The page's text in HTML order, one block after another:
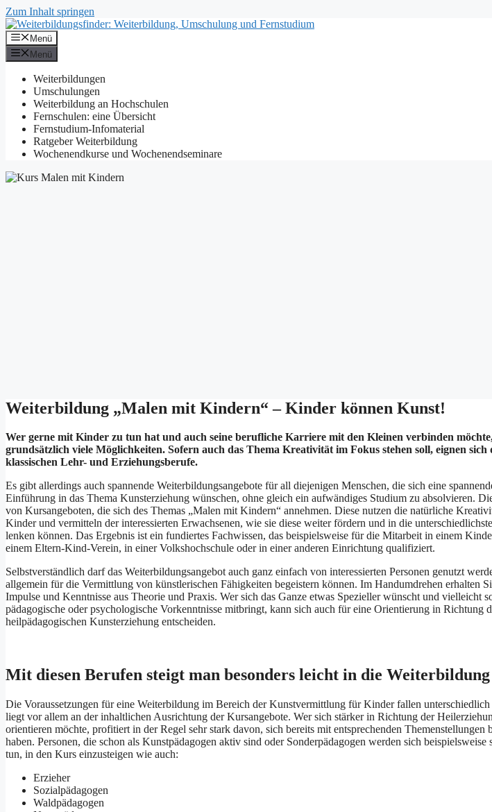
Zum Inhalt springen
Menü
Menü
Weiterbildungen
Umschulungen
Weiterbildung an Hochschulen
Fernschulen: eine Übersicht
Fernstudium-Infomaterial
Ratgeber Weiterbildung
Wochenendkurse und Wochenendseminare
Weiterbildung „Malen mit Kindern“ – Kinder können Kunst!
Wer gerne mit Kinder zu tun hat und auch seine berufliche Karriere mit den Kleinen verbinden
grundsätzlich viele Möglichkeiten. Sofern auch das Thema Kreativität im Fokus stehen soll, eignen sich
klassischen Lehr- und Erziehungsberufe.
Es gibt allerdings auch spannende Weiterbildungsangebote für all diejenigen Menschen, die sich eine
Einführung in das Thema Kunsterziehung wünschen, ohne gleich ein aufwändiges Studium zu absolvieren.
von Kursangeboten, die sich des Themas „Malen mit Kindern“ annehmen. Diese nutzen die natürliche
Kinder und vermitteln der interessierten Erwachsenen, wie sie diese weiter fördern und in die
lenken können. Das Ergebnis ist ein fundiertes Fachwissen, das beispielsweise für die Mitarbeit in einem
einem Eltern-Kind-Verein, in einer Volkshochschule oder in einer anderen Einrichtung qualifiziert.
Selbstverständlich darf das Weiterbildungsangebot auch ganz einfach von interessierten Personen genutzt
allgemein für die Vermittlung von künstlerischen Fähigkeiten begeistern können. Im Handumdrehen erhalten
Impulse und Kenntnisse aus Theorie und Praxis. Wer sich das Ganze etwas Spezieller wünscht und vielleicht
pädagogische oder psychologische Vorkenntnisse mitbringt, kann sich auch für eine Orientierung in Richtung
heilpädagogischen Kunsterziehung entscheiden.
Mit diesen Berufen steigt man besonders leicht in die
Die Voraussetzungen für eine Weiterbildung im Bereich der Kunstvermittlung für Kinder fallen unterschiedlich
liegt vor allem an der inhaltlichen Ausrichtung der Kursangebote. Wer sich stärker in Richtung der
orientieren möchte, profitiert in der Regel sehr stark davon, sich bereits mit entsprechenden Themenstellungen
haben. Personen, die schon als Kunstpädagogen aktiv sind oder Sonderpädagogen werden sich beispielsweise
tun, in den Kurs einzusteigen wie auch:
Erzieher
Sozialpädagogen
Waldpädagogen